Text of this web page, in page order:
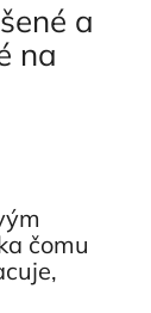
a
na
čomu